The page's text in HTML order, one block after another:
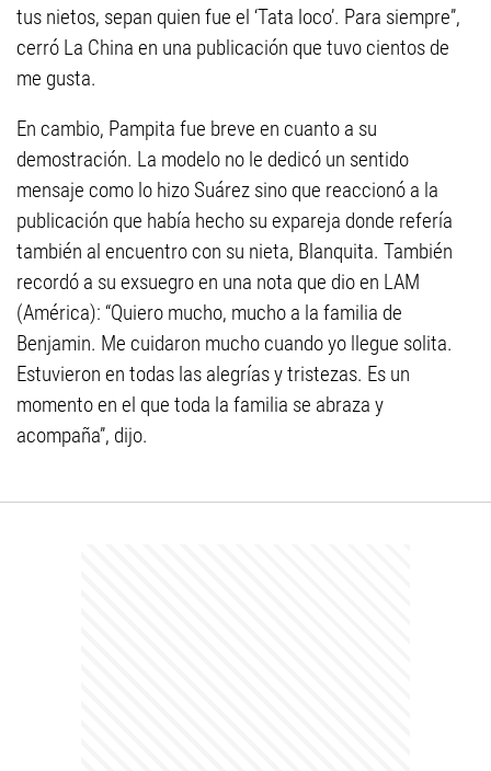
tus nietos, sepan quien fue el ‘Tata loco’. Para siempre”,
cerró La China en una publicación que tuvo cientos de
me gusta.
En cambio, Pampita fue breve en cuanto a su
demostración. La modelo no le dedicó un sentido
mensaje como lo hizo Suárez sino que reaccionó a la
publicación que había hecho su expareja donde refería
también al encuentro con su nieta, Blanquita. También
recordó a su exsuegro en una nota que dio en LAM
(América): “Quiero mucho, mucho a la familia de
Benjamin. Me cuidaron mucho cuando yo llegue solita.
Estuvieron en todas las alegrías y tristezas. Es un
momento en el que toda la familia se abraza y
acompaña”, dijo.